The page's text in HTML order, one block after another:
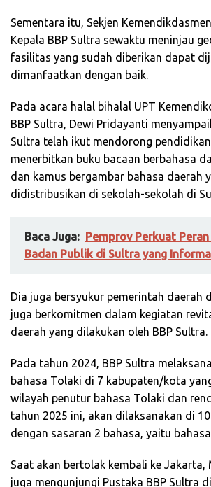
Sementara itu, Sekjen
Kepala BBP Sultra sewaktu meninjau
fasilitas yang sudah diberikan dapat
dimanfaatkan dengan baik.
Pada acara halal bihalal UPT
BBP Sultra, Dewi Pridayanti
Sultra telah ikut mendorong
menerbitkan buku bacaan berbahasa
dan kamus bergambar bahasa daerah
didistribusikan di sekolah-sekolah di
Baca Juga:
Pemprov Perkuat
Badan Publik di Sultra yang
Dia juga bersyukur pemerintah daerah
juga berkomitmen dalam kegiatan
daerah yang dilakukan oleh BBP Sultra.
Pada tahun 2024, BBP Sultra
bahasa Tolaki di 7 kabupaten/kota
wilayah penutur bahasa Tolaki dan
tahun 2025 ini, akan dilaksanakan di
dengan sasaran 2 bahasa, yaitu
Saat akan bertolak kembali ke Jakarta,
juga mengunjungi Pustaka BBP Sultra